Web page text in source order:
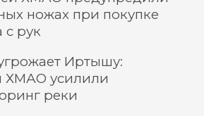
ножах при покупке
с рук
Иртышу:
ХМАО усилили
реки